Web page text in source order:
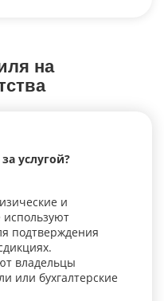
на
услугой?
и
подтверждения
владельцы
или бухгалтерские